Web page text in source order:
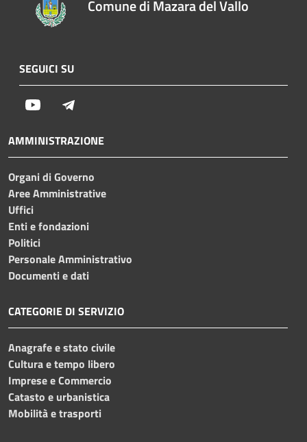
Comune di Mazara del Vallo
SEGUICI SU
Youtube
AMMINISTRAZIONE
Organi di Governo
Aree Amministrative
Uffici
Enti e fondazioni
Politici
Personale Amministrativo
Documenti e dati
CATEGORIE DI SERVIZIO
Anagrafe e stato civile
Cultura e tempo libero
Imprese e Commercio
Catasto e urbanistica
Mobilità e trasporti